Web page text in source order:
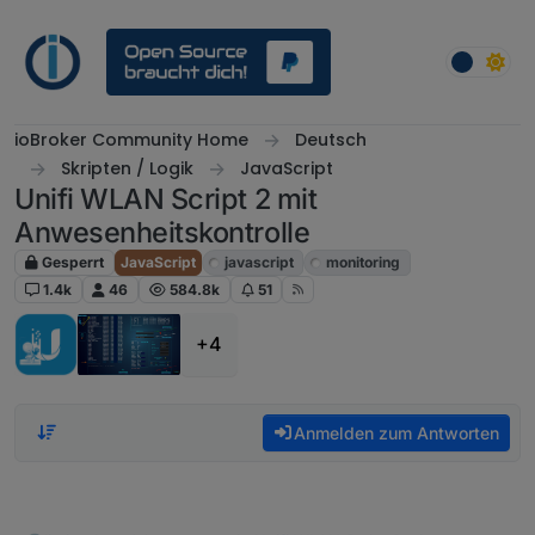
ioBroker Community Home
Deutsch
Skripten / Logik
JavaScript
Unifi WLAN Script 2 mit
Anwesenheitskontrolle
Gesperrt JavaScript javascript
monitoring
1.4k
46 584.8k 51
+4
Anmelden zum Antworten